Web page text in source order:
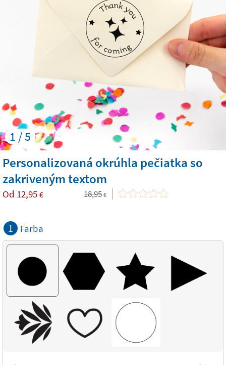
1 / 5
Personalizovaná okrúhla pečiatka so
zakriveným textom
Od 12,95 € 18,95 €
1 Farba